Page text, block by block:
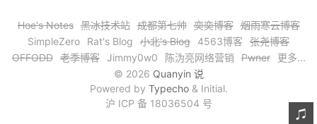
Hoe's Notes 黑冰技术站 成都第七帅 奕奕博客 烟雨寒云博客
SimpleZero
Rat's Blog 小北's Blog 4563博客
张尧博客
OFFODD 老季博客 Jimmy0w0 陈沩亮网络营销 Pwner
更多...
© 2026 Quanyin 说
Powered by Typecho& Initial.
沪 ICP 备 18036504 号